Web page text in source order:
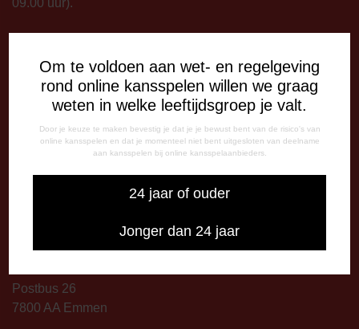
Om te voldoen aan wet- en regelgeving
rond online kansspelen willen we graag
weten in welke leeftijdsgroep je valt.
Door je keuze te maken bevestig je dat je je bewust bent van de risico's van
online kansspelen en dat je momenteel niet bent uitgesloten van deelname
aan kansspelen bij online kansspelaanbieders.
24 jaar of ouder
Jonger dan 24 jaar
Telefonisch bereikbaar op:
Dinsdag
09:00 - 12:15 uur
Woensdag
13:00 - 17:00 uur
Vrijdag
Op thuiswedstrijddagen bereikbaar vanaf 13:00 - 20:00 uur
Postbus 26
7800 AA Emmen